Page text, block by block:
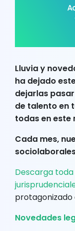
Lluvia y
ha dejado
dejarlas
de talento en
todas en este
Cada mes,
Descarga
protagonizado
Novedades